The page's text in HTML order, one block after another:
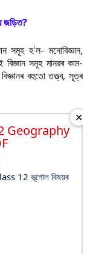
জড়িত?
সমূহ হ'ল- মনোবিজ্ঞান,
বিজ্ঞান সমূহ মানৱৰ কাম-
বহুতো তত্ত্ব, সূত্ৰ
Geography
12 ভূগোল বিষয়ৰ
✕